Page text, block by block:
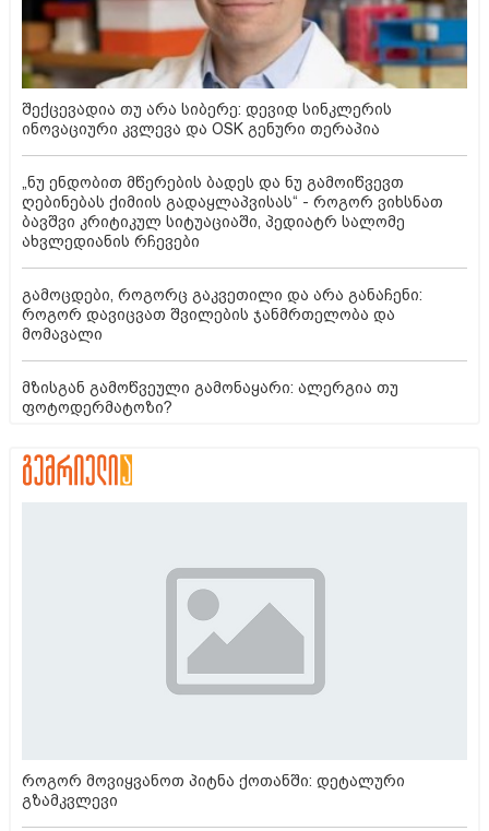
შექცევადია თუ არა სიბერე: დევიდ სინკლერის
ინოვაციური კვლევა და OSK გენური თერაპია
„ნუ ენდობით მწერების ბადეს და ნუ გამოიწვევთ
ღებინებას ქიმიის გადაყლაპვისას“ - როგორ ვიხსნათ
ბავშვი კრიტიკულ სიტუაციაში, პედიატრ სალომე
ახვლედიანის რჩევები
გამოცდები, როგორც გაკვეთილი და არა განაჩენი:
როგორ დავიცვათ შვილების ჯანმრთელობა და
მომავალი
მზისგან გამოწვეული გამონაყარი: ალერგია თუ
ფოტოდერმატოზი?
როგორ მოვიყვანოთ პიტნა ქოთანში: დეტალური
გზამკვლევი